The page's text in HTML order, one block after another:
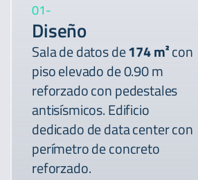
01-
Diseño
Sala de datos de174 m²con
piso elevado de 0.90 m
reforzado con pedestales
antisísmicos. Edificio
dedicado de data center con
perímetro de concreto
reforzado.